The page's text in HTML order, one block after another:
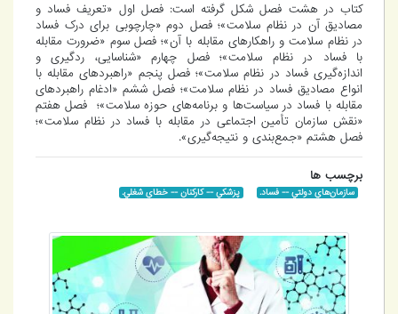
کتاب در هشت فصل شکل گرفته است: فصل اول «تعریف فساد و
مصادیق آن در نظام سلامت»؛ فصل دوم «چارچوبی برای درک فساد
در نظام سلامت و راهکارهای مقابله با آن»؛ فصل سوم «ضرورت مقابله
با فساد در نظام سلامت»؛ فصل چهارم «شناسایی، ردگیری و
اندازه‌گیری فساد در نظام سلامت»؛ فصل پنجم «راهبردهای مقابله با
انواع مصادیق فساد در نظام سلامت»؛ فصل ششم «ادغام راهبردهای
مقابله با فساد در سیاست‌ها و برنامه‌های حوزه سلامت»؛ فصل هفتم
«نقش سازمان تأمین اجتماعی در مقابله با فساد در نظام سلامت»؛
فصل هشتم «جمع‌بندی و نتیجه‌گیری».
برچسب ها
سازمان‌هاي دولتي -- فساد. پزشکي -- کارکنان -- خطاي شغلي.